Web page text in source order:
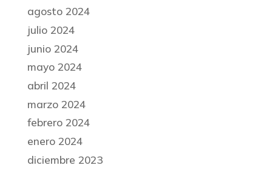
agosto 2024
julio 2024
junio 2024
mayo 2024
abril 2024
marzo 2024
febrero 2024
enero 2024
diciembre 2023